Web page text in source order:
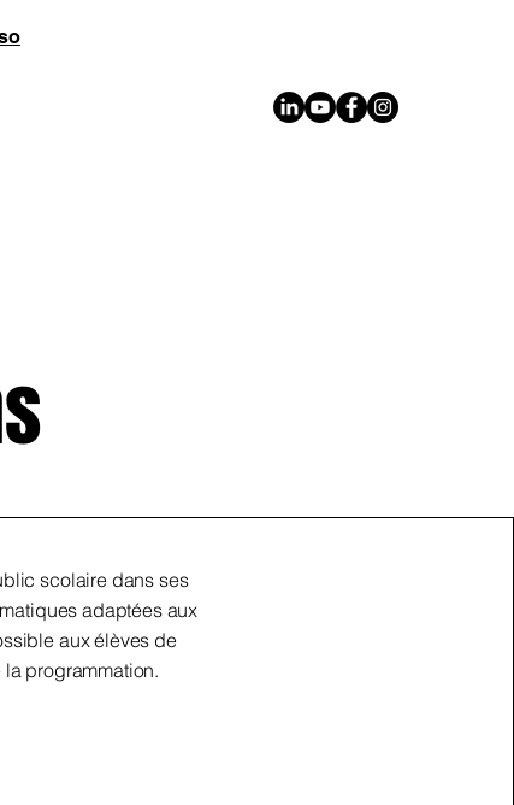
scolaire dans ses
adaptées aux
aux élèves de
programmation.